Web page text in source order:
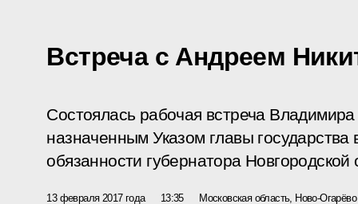
Встреча с Андреем
Состоялась рабочая встреча
назначенным Указом главы
обязанности губернатора Новгородской
13 февраля 2017 года 13:35 Московская область, Ново-Огарёво